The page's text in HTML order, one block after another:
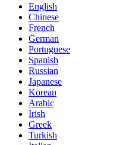
English
Chinese
French
German
Portuguese
Spanish
Russian
Japanese
Korean
Arabic
Irish
Greek
Turkish